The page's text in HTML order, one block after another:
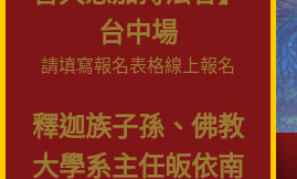
台中場
請填寫報名表格線上報名
釋迦族子孫、佛教
大學系主任皈依南